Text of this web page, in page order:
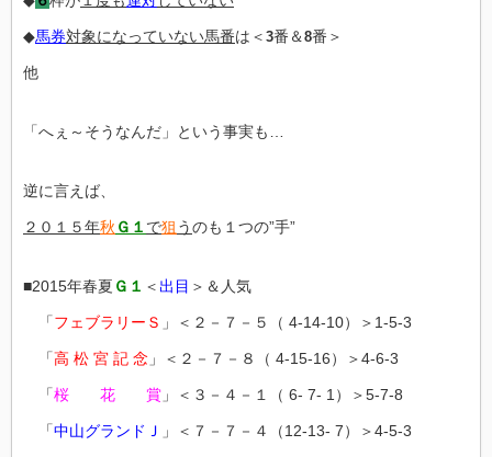
◆馬券対象になっていない馬番は＜ 3番＆8番＞
他
「へぇ～そうなんだ」という事実も…
逆に言えば、
２０１５年秋 Ｇ１ で狙 うのも１つの”手”
■2015年春夏 Ｇ１ ＜出目 ＞＆人気
「フェブラリーＳ 」＜２－７－５（ 4-14-10）＞1-5-3
「高 松 宮 記 念 」＜２－７－８（ 4-15-16）＞4-6-3
「桜 花 賞 」＜３－４－１（ 6- 7- 1）＞5-7-8
「中山グランドＪ 」＜７－７－４（12-13- 7）＞4-5-3